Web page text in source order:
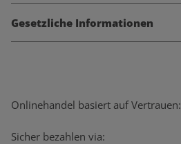
Gesetzliche Informationen
Onlinehandel basiert auf Vertrauen:
Sicher bezahlen via: